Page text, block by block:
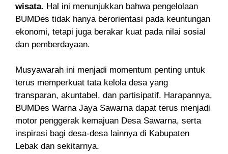
wisata. Hal ini menunjukkan bahwa pengelolaan
BUMDes tidak hanya berorientasi pada keuntungan
ekonomi, tetapi juga berakar kuat pada nilai sosial
dan pemberdayaan.
Musyawarah ini menjadi momentum penting untuk
terus memperkuat tata kelola desa yang
transparan, akuntabel, dan partisipatif. Harapannya,
BUMDes Warna Jaya Sawarna dapat terus menjadi
motor penggerak kemajuan Desa Sawarna, serta
inspirasi bagi desa-desa lainnya di Kabupaten
Lebak dan sekitarnya.